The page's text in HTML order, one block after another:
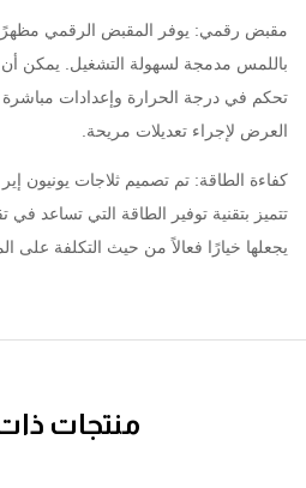
مقبض رقمي: يوفر المقبض الرقمي مظهرًا
باللمس مدمجة لسهولة التشغيل. يمكن أن
تحكم في درجة الحرارة وإعدادات
العرض لإجراء تعديلات مريحة.
كفاءة الطاقة: تم تصميم ثلاجات يونيون
تتميز بتقنية توفير الطاقة التي تساعد في
يجعلها خيارًا فعالاً من حيث التكلفة على
منتجات